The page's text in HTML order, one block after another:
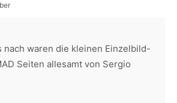
nach waren die kleinen Einzelbild-
Seiten allesamt von Sergio